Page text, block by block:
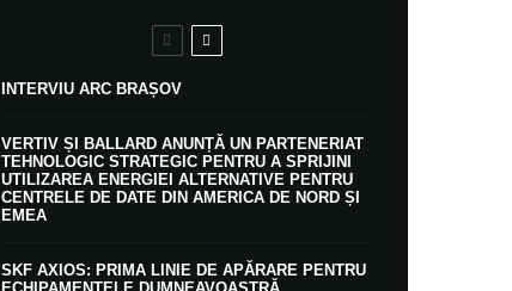
INTERVIU ARC BRAȘOV
VERTIV ȘI BALLARD ANUNȚĂ UN PARTENERIAT
TEHNOLOGIC STRATEGIC PENTRU A SPRIJINI
UTILIZAREA ENERGIEI ALTERNATIVE PENTRU
CENTRELE DE DATE DIN AMERICA DE NORD ȘI
EMEA
SKF AXIOS: PRIMA LINIE DE APĂRARE PENTRU